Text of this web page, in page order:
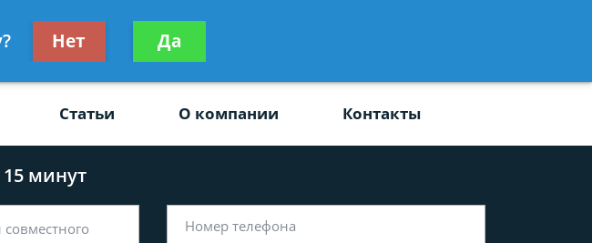
Получите консультацию
бесплатно
Статьи О компании Контакты
минут
Нет Да